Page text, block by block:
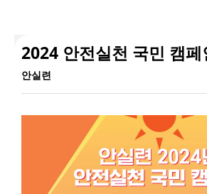
2024 안전실천 국민 캠페
안실련